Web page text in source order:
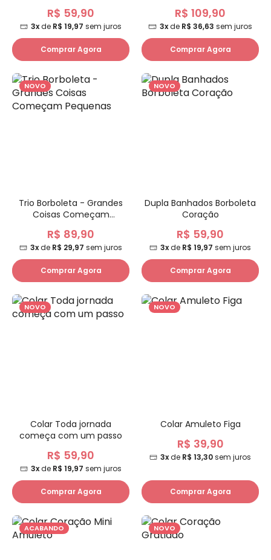
R$ 59,90
3xde R$ 19,97 sem juros
Comprar Agora
R$ 109,90
3xde R$ 36,63 sem juros
Comprar Agora
NOVO
Trio Borboleta - Grandes
Coisas Começam
R$ 89,90
3xde R$ 29,97 sem juros
Comprar Agora
NOVO
Dupla Banhados Borboleta
Coração
R$ 59,90
3xde R$ 19,97 sem juros
Comprar Agora
NOVO
Colar Toda jornada
começa com um passo
R$ 59,90
3xde R$ 19,97 sem juros
Comprar Agora
NOVO
Colar Amuleto Figa
R$ 39,90
3xde R$ 13,30sem juros
Comprar Agora
ACABANDO NOVO